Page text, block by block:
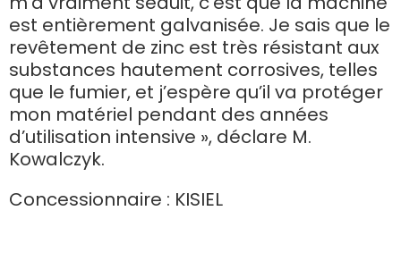
Lietuvių kalba
Česká republika
est entièrement galvanisée. Je sais que le
revêtement de zinc est très résistant aux
substances hautement corrosives, telles
que le fumier, et j’espère qu’il va protéger
mon matériel pendant des années
d’utilisation intensive », déclare M.
Kowalczyk.
Concessionnaire : KISIEL